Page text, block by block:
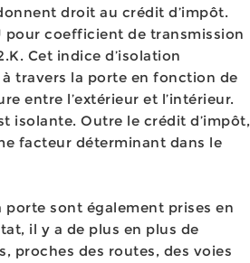
droit au crédit d’impôt.
pour coefficient de transmission
Cet indice d’isolation
travers la porte en fonction de
entre l’extérieur et l’intérieur.
isolante. Outre le crédit d’impôt,
facteur déterminant dans le
porte sont également prises en
il y a de plus en plus de
proches des routes, des voies